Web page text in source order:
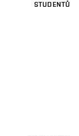
STUDENTŮ